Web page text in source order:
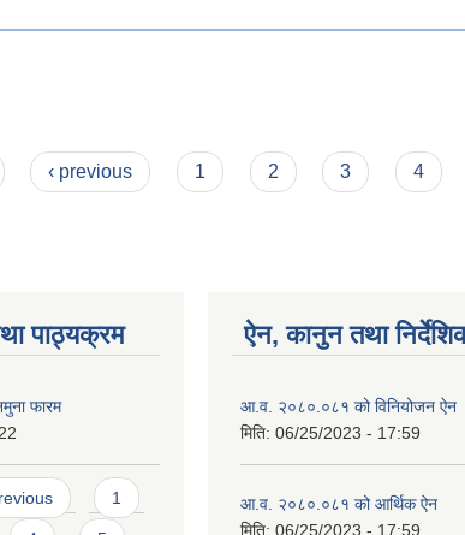
‹ previous 1 2 3 4
पाठ्यक्रम
फारम
1
ऐन, कानुन तथा
आ.व. २०८०.०८१ को विनियोजन ऐन
मिति: 06/25/2023 - 17:59
आ.व. २०८०.०८१ को आर्थिक ऐन
मिति: 06/25/2023 - 17:59